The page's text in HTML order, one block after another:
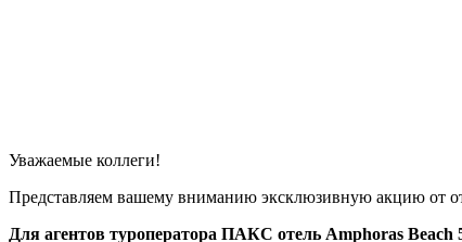
Уважаемые коллеги!
Представляем вашему вниманию эксклюзивную акцию от
Для агентов туроператора ПАКС отель Amphoras Beach